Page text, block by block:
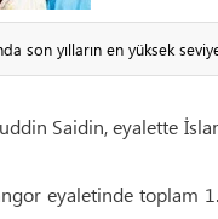
son yılların en yüksek
Saidin, eyalette
eyaletinde